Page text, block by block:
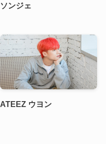
ソンジェ
ATEEZ ウヨン